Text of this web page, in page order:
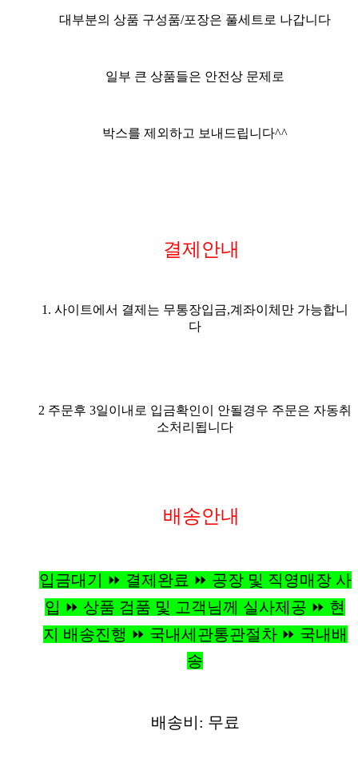
대부분의 상품 구성품/포장은 풀세트로 나갑니다
일부 큰 상품들은 안전상 문제로
박스를 제외하고 보내드립니다^^
결제안내
1. 사이트에서 결제는 무통장입금,계좌이체만 가능합니
다
2 주문후 3일이내로 입금확인이 안될경우 주문은 자동취
소처리됩니다
배송안내
입금대기 ⏩ 결제완료 ⏩ 공장 및 직영매장 사
입 ⏩ 상품 검품 및 고객님께 실사제공 ⏩ 현
지 배송진행 ⏩ 국내세관통관절차 ⏩ 국내배
송
배송비: 무료